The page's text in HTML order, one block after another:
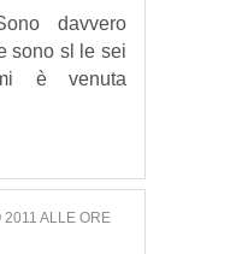
davvero
sono sl le sei
è venuta
2011 ALLE ORE